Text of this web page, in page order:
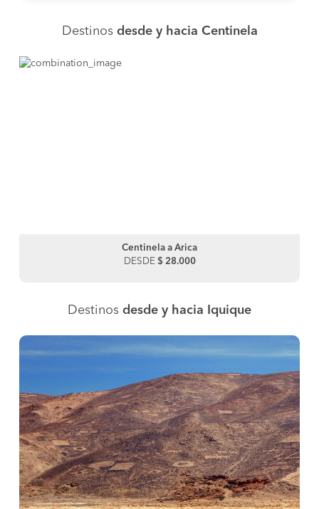
Destinos desde y hacia Centinela
Centinela a Arica
DESDE $ 28.000
Destinos desde y hacia Iquique